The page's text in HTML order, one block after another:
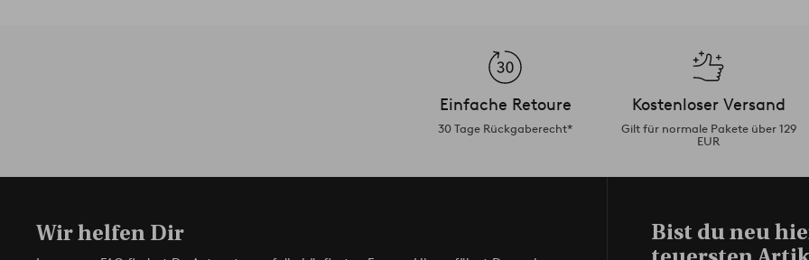
Einfache Retoure
30 Tage Rückgaberecht*
Kostenloser Versand
Gilt für normale Pakete über 129
EUR
Wir helfen Dir Bist du neu